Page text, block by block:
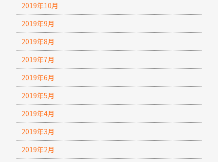
2019年10月
2019年9月
2019年8月
2019年7月
2019年6月
2019年5月
2019年4月
2019年3月
2019年2月